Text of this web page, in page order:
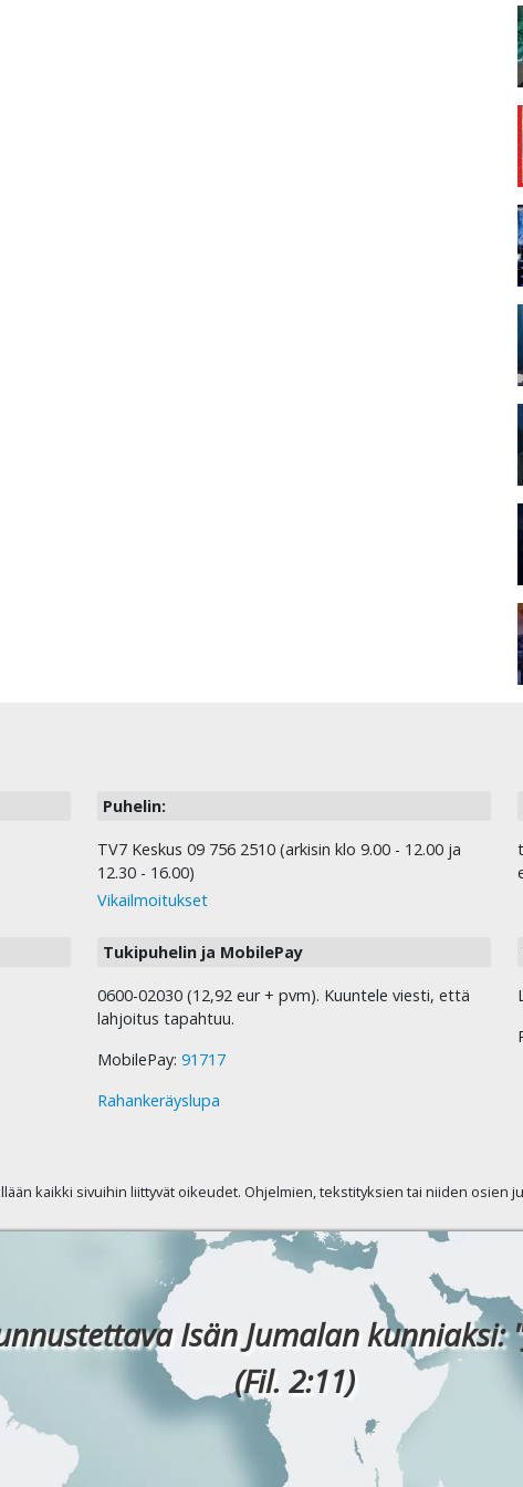
Puhelin:
TV7 Keskus 09 756 2510 (arkisin klo 9.00 - 12.00 ja
12.30 - 16.00)
Vikailmoitukset
Tukipuhelin ja MobilePay
0600-02030 (12,92 eur + pvm). Kuuntele viesti, että
lahjoitus tapahtuu.
MobilePay: 91717
Rahankeräyslupa
kaikki sivuihin liittyvät oikeudet. Ohjelmien, tekstityksien tai niiden osien
Isän Jumalan kunniaksi:
(Fil. 2:11)